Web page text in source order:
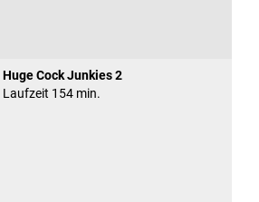
Huge Cock Junkies 2
Laufzeit 154 min.